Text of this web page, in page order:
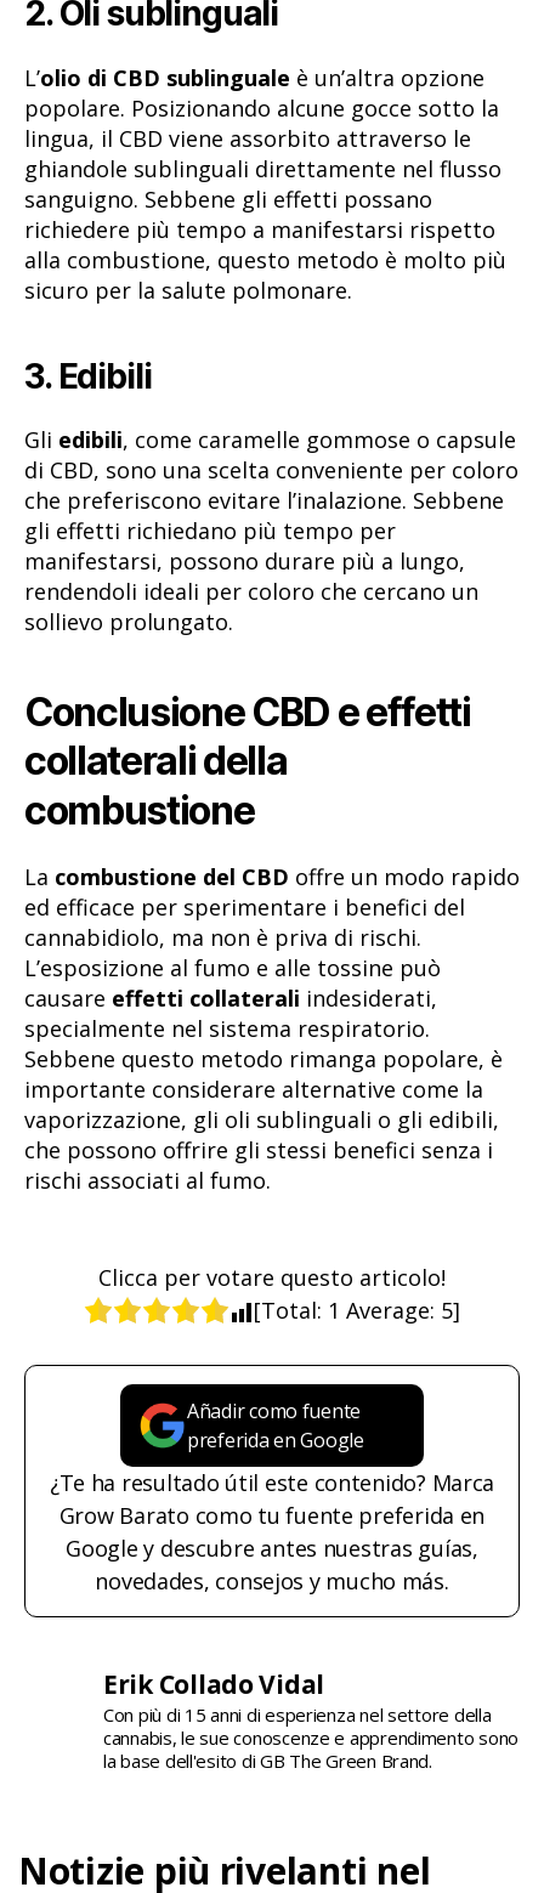
2. Oli sublinguali
L’olio di CBD sublinguale è un’altra opzione
popolare. Posizionando alcune gocce sotto la
lingua, il CBD viene assorbito attraverso le
ghiandole sublinguali direttamente nel flusso
sanguigno. Sebbene gli effetti possano
richiedere più tempo a manifestarsi rispetto
alla combustione, questo metodo è molto più
sicuro per la salute polmonare.
3. Edibili
Gli edibili, come caramelle gommose o capsule
di CBD, sono una scelta conveniente per coloro
che preferiscono evitare l’inalazione. Sebbene
gli effetti richiedano più tempo per
manifestarsi, possono durare più a lungo,
rendendoli ideali per coloro che cercano un
sollievo prolungato.
Conclusione CBD e effetti
collaterali della
combustione
La combustione del CBD offre un modo rapido
ed efficace per sperimentare i benefici del
cannabidiolo, ma non è priva di rischi.
L’esposizione al fumo e alle tossine può
causare effetti collaterali indesiderati,
specialmente nel sistema respiratorio.
Sebbene questo metodo rimanga popolare, è
importante considerare alternative come la
vaporizzazione, gli oli sublinguali o gli edibili,
che possono offrire gli stessi benefici senza i
rischi associati al fumo.
Clicca per votare questo articolo!
[Total: 1 Average: 5]
Añadir como fuente
preferida en Google
¿Te ha resultado útil este contenido? Marca
Grow Barato como tu fuente preferida en
Google y descubre antes nuestras guías,
novedades, consejos y mucho más.
Erik Collado Vidal
Con più di 15 anni di esperienza nel settore della
cannabis, le sue conoscenze e apprendimento sono
la base dell'esito di GB The Green Brand.
Notizie più rivelanti nel